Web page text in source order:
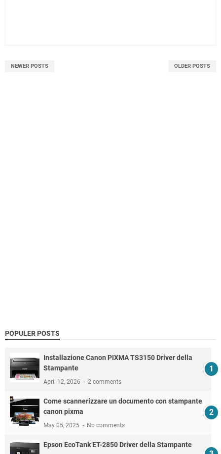
NEWER POSTS OLDER POSTS
POPULER POSTS
Installazione Canon PIXMA TS3150 Driver della
Stampante
April 12, 2026 2 comments
Come scannerizzare un documento con stampante
canon pixma
May 05, 2025 No comments
Epson EcoTank ET-2850 Driver della Stampante